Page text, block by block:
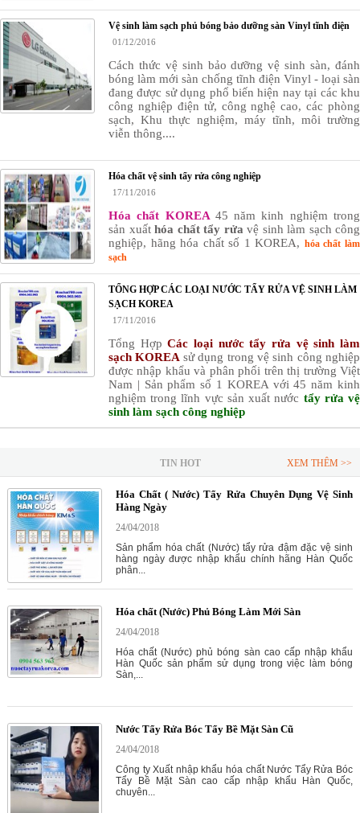
Vệ sinh làm sạch phủ bóng bảo dưỡng sàn Vinyl tĩnh điện
01/12/2016
Cách thức vệ sinh bảo dưỡng vệ sinh sàn,đánh
bóng làm mới sàn chống tĩnh điện Vinyl - loại sàn
đang được sử dụng phổ biến hiện nay tại các khu
công nghiệp điện tử, công nghệ cao, các phòng
sạch, Khu thực nghiệm, máy tĩnh, môi trường
viễn thông....
Hóa chất vệ sinh tẩy rửa công nghiệp
17/11/2016
Hóa chất KOREA 45 năm kinh nghiệm trong
sản xuất hóa chất tẩy rửa vệ sinh làm sạch công
nghiệp, hãng hóa chất số 1 KOREA, hóa chất làm
sạch
TỔNG HỢP CÁC LOẠI NƯỚC TẨY RỬA VỆ SINH LÀM
SẠCH KOREA
17/11/2016
Tổng HợpCác loại nước tẩy rửa vệ sinh làm
sạch KOREA sử dụng trong vệ sinh công nghiệp
được nhập khẩu và phân phối trên thị trường Việt
Nam | Sản phẩm số 1 KOREA với 45 năm kinh
nghiệm trong lĩnh vực sản xuất nước tẩy rửa vệ
sinh làm sạch công nghiệp
TIN HOT XEM THÊM >>
Hóa Chất ( Nước) Tẩy Rửa Chuyên Dụng Vệ Sinh
Hàng Ngày
24/04/2018
Sản phẩm hóa chất (Nước) tẩy rửa đậm đặc vệ sinh
hàng ngày được nhập khẩu chính hãng Hàn Quốc
phân...
Hóa chất (Nước) Phủ Bóng Làm Mới Sàn
24/04/2018
Hóa chất (Nước) phủ bóng sàn cao cấp nhập khẩu
Hàn Quốc sản phẩm sử dụng trong việc làm bóng
Sàn,...
Nước Tẩy Rửa Bóc Tẩy Bề Mặt Sàn Cũ
24/04/2018
Công ty Xuất nhập khẩu hóa chất Nước Tẩy Rửa Bóc
Tẩy Bề Mặt Sàn cao cấp nhập khẩu Hàn Quốc,
chuyên...